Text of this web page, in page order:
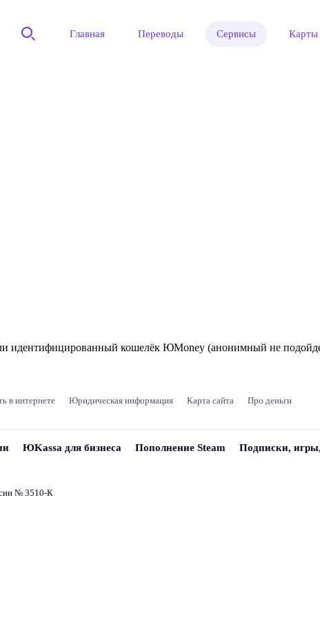
Главная Переводы Сервисы Карты
идентифицированный кошелёк ЮMoney (анонимный не
в интернете Юридическая информация Карта сайта Про деньги
ЮKassa для бизнеса Пополнение Steam Подписки,
№ 3510‑К